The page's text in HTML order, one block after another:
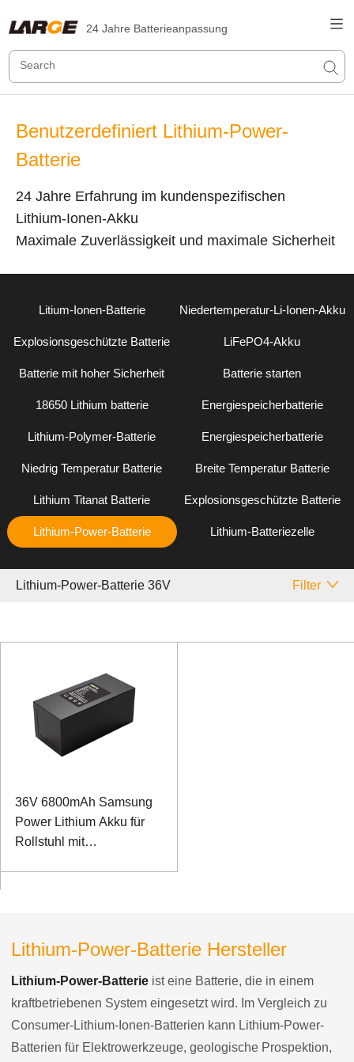
24 Jahre Batterieanpassung
Benutzerdefiniert Lithium-Power-
Batterie
24 Jahre Erfahrung im kundenspezifischen
Lithium-Ionen-Akku
Maximale Zuverlässigkeit und maximale Sicherheit
Litium-Ionen-Batterie Niedertemperatur-Li-Ionen-Akku
Explosionsgeschützte Batterie LiFePO4-Akku
Batterie mit hoher Sicherheit Batterie starten
18650 Lithium batterie Energiespeicherbatterie
Lithium-Polymer-Batterie Energiespeicherbatterie
Niedrig Temperatur Batterie Breite Temperatur Batterie
Lithium Titanat Batterie Explosionsgeschützte Batterie
Lithium-Power-Batterie Lithium-Batteriezelle
Lithium-Power-Batterie 36V Filter
36V 6800mAh Samsung
Power Lithium Akku für
Rollstuhl mit
Lithium-Power-Batterie Hersteller
Lithium-Power-Batterie ist eine Batterie, die in einem
kraftbetriebenen System eingesetzt wird. Im Vergleich zu
Consumer-Lithium-Ionen-Batterien kann Lithium-Power-
Batterien für Elektrowerkzeuge, geologische Prospektion,